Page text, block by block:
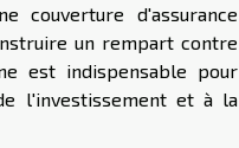
couverture d'assurance
un rempart contre
est indispensable pour
l'investissement et à la